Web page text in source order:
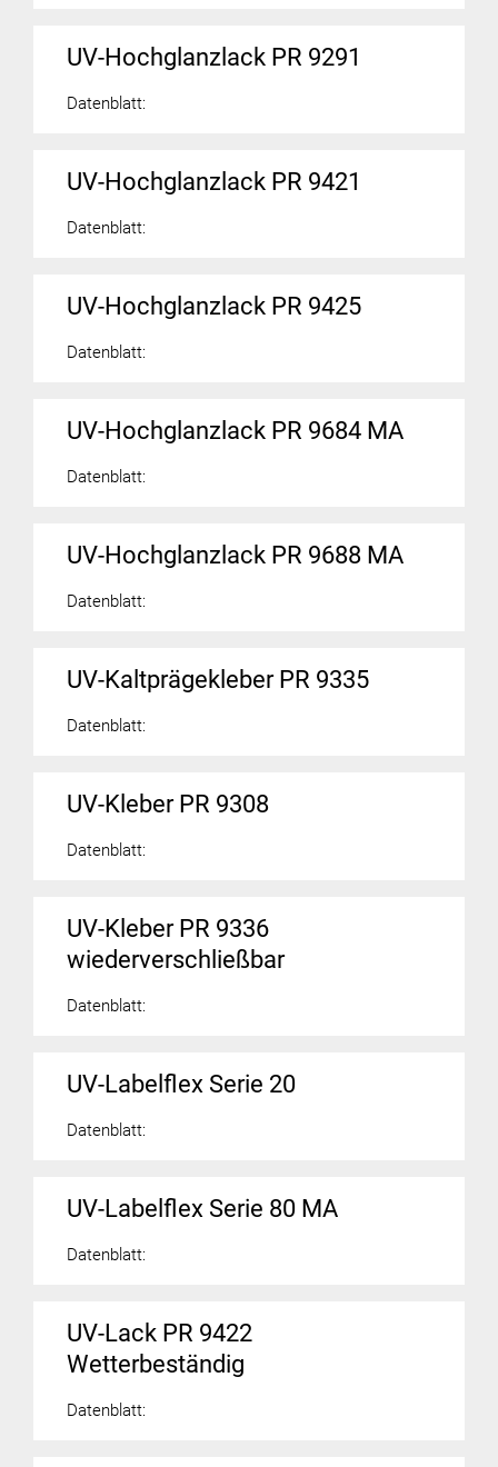
UV-Hochglanzlack PR 9291
Datenblatt:
UV-Hochglanzlack PR 9421
Datenblatt:
UV-Hochglanzlack PR 9425
Datenblatt:
UV-Hochglanzlack PR 9684 MA
Datenblatt:
UV-Hochglanzlack PR 9688 MA
Datenblatt:
UV-Kaltprägekleber PR 9335
Datenblatt:
UV-Kleber PR 9308
Datenblatt:
UV-Kleber PR 9336
wiederverschließbar
Datenblatt:
UV-Labelflex Serie 20
Datenblatt:
UV-Labelflex Serie 80 MA
Datenblatt:
UV-Lack PR 9422
Wetterbeständig
Datenblatt: